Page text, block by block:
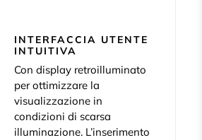
INTERFACCIA UTENTE
INTUITIVA
Con display retroilluminato
per ottimizzare la
visualizzazione in
condizioni di scarsa
illuminazione. L’inserimento